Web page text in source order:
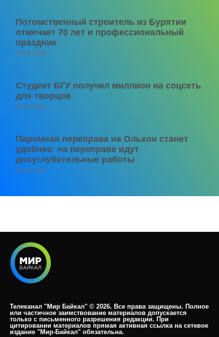
Потомственный строитель из Бурятии
отмечает 70 лет и профессиональный
праздник
06.08.2026
Студент БГУ получил миллион на соцсеть
для творцов
06.08.2026
Паромная переправа на Ольхон станет
удобнее: на переправе идут
дноуглубительные работы
06.08.2026
Телеканал "Мир Байкал" © 2026. Все права защищены. Полное
или частичное заимствование материалов допускается
только с письменного разрешения редакции. При
цитировании материалов прямая активная ссылка на сетевое
издание "Мир-Байкал" обязательна.​